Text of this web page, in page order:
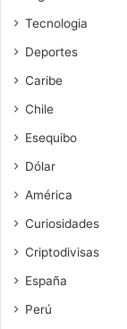
Tecnologia
Deportes
Caribe
Chile
Esequibo
Dólar
América
Curiosidades
Criptodivisas
España
Perú